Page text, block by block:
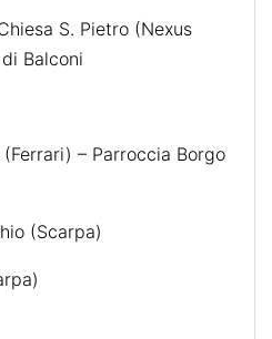
S. Pietro (Nexus
Balconi
– Parroccia Borgo
(Scarpa)